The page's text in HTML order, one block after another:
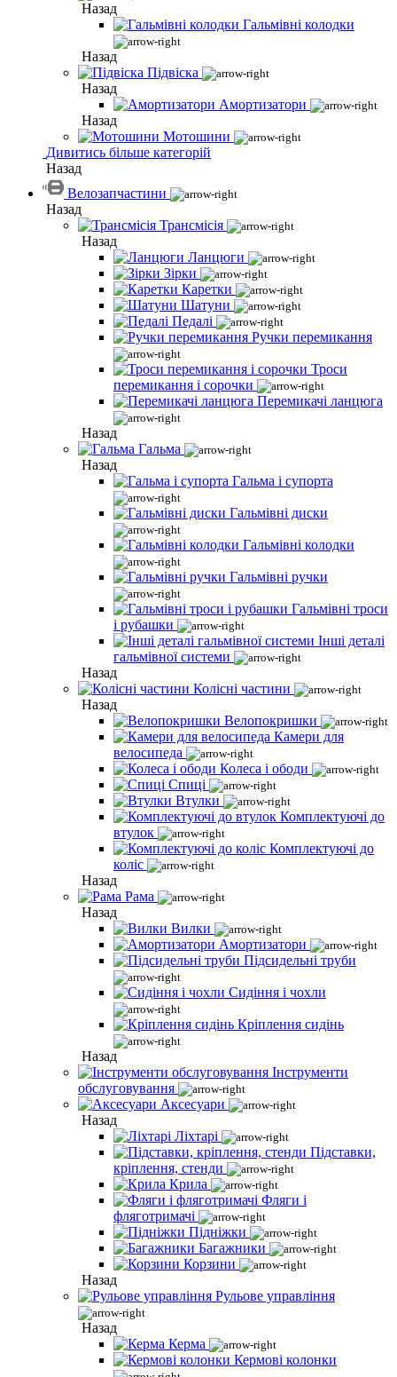
Назад
Гальмівні колодки
Назад
Підвіска
Назад
Амортизатори
Назад
Мотошини
Дивитись більше категорій
Назад
Велозапчастини
Назад
Трансмісія
Назад
Ланцюги
Зірки
Каретки
Шатуни
Педалі
Ручки перемикання
Троси
перемикання і сорочки
Перемикачі ланцюга
Назад
Гальма
Назад
Гальма і супорта
Гальмівні диски
Гальмівні колодки
Гальмівні ручки
Гальмівні троси
і рубашки
Інші деталі
гальмівної системи
Назад
Колісні частини
Назад
Велопокришки
Камери для
велосипеда
Колеса і ободи
Спиці
Втулки
Комплектуючі до
втулок
Комплектуючі до
коліс
Назад
Рама
Назад
Вилки
Амортизатори
Підсидельні труби
Сидіння і чохли
Кріплення сидінь
Назад
Інструменти
обслуговування
Аксесуари
Назад
Ліхтарі
Підставки,
кріплення, стенди
Крила
Фляги і
фляготримачі
Підніжки
Багажники
Корзини
Назад
Рульове управління
Назад
Керма
Кермові колонки